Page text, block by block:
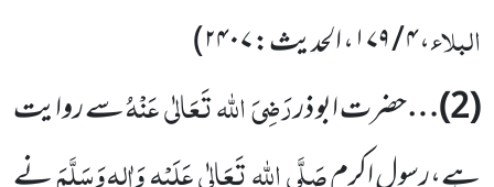
البلاء، ۴ / ۱۷۹، الحدیث: ۲۴۰۷
)
(
2
)…حضرت ابو ذررَضِیَاللہتَعَالٰیعَنْہُسے روایت
صَلَّیاللہتَعَالٰیعَلَیْہِوَاٰلِہٖ وَسَلَّمَ